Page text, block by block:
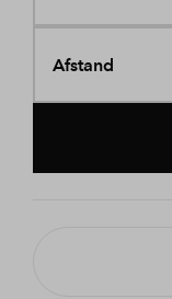
Afstand